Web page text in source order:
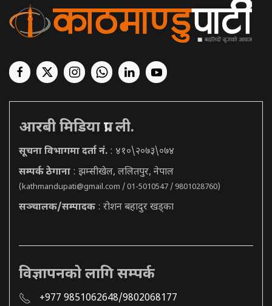
आरबी मिडिया प्रा. ली.
सूचना विभागमा दर्ता नं. : ४१०\२०७३\०७४
सम्पर्क ठेगाना : झम्सीखेल, ललितपुर, नेपाल
(kathmandupati@gmail.com / 01-5010547 / 9801028760)
सञ्चालक/सम्पादक : रोशन बहादुर खड्का
विज्ञापनको लागि सम्पर्क
+977 9851062648/9802068177